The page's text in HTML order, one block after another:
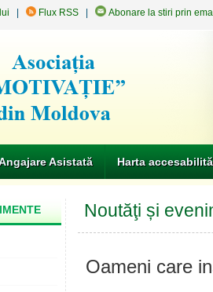
Flux RSS Abonare la stiri prin
Asistată Harta
Noutăţi și
Oameni care